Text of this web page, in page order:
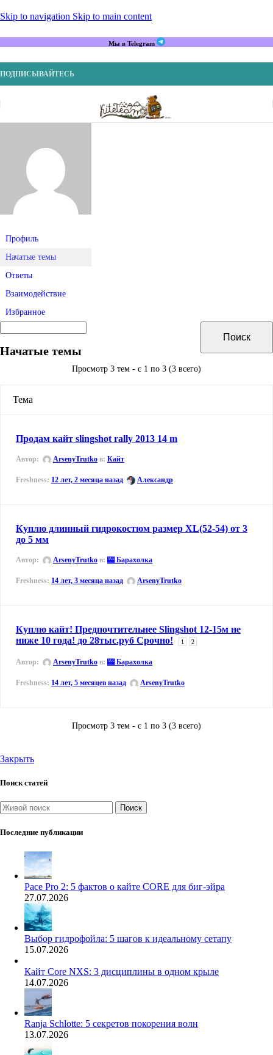
Skip to navigation Skip to main content
Мы в Telegram
ПОДПИСЫВАЙТЕСЬ
Профиль
Начатые темы
Ответы
Взаимодействие
Избранное
Начатые темы
Просмотр 3 тем - с 1 по 3 (3 всего)
Тема
Продам кайт slingshot rally 2013 14 m
Автор: ArsenyTrutko в: Кайт
12 лет, 2 месяца назад Александр
Куплю длинный гидрокостюм размер XL(52-54) от 3
до 5 мм
Автор: ArsenyTrutko в: 🎰 Барахолка
14 лет, 3 месяца назад ArsenyTrutko
Куплю кайт! Предпочтительнее Slingshot 12-15м не
ниже 10 года! до 28тыс.руб Срочно!
1 2
Автор: ArsenyTrutko в: 🎰 Барахолка
14 лет, 5 месяцев назад ArsenyTrutko
Просмотр 3 тем - с 1 по 3 (3 всего)
Закрыть
Поиск статей
Поиск
Последние публикации
Pace Pro 2: 5 фактов о кайте CORE для биг-эйра
27.07.2026
Выбор гидрофойла: 5 шагов к идеальному сетапу
15.07.2026
Кайт Core NXS: 3 дисциплины в одном крыле
14.07.2026
Ranja Schlotte: 5 секретов покорения волн
13.07.2026